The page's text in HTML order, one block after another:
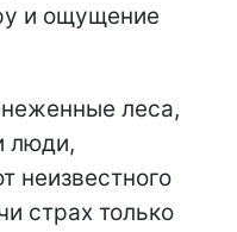
и ощущение
леса,
люди,
неизвестного
страх только